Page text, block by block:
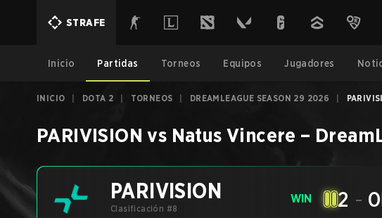
STRAFE
Inicio Partidas Torneos Equipos Jugadores
INICIO DOTA 2 TORNEOS DREAMLEAGUE SEASON 29 2026
PARIVISION vs Natus Vincere –
PARIVISION
Clasificación #8
WIN 2 - 0